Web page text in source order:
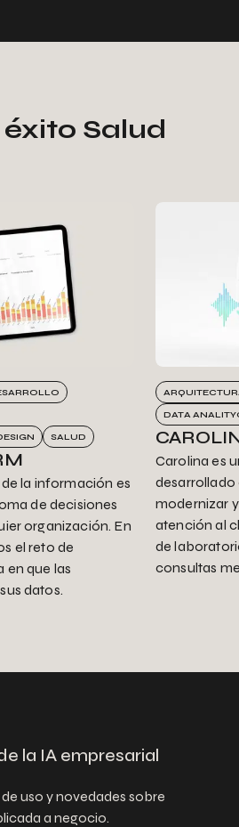
Salud
SALUD
la información es
de decisiones
organización. En
el reto de
en que las
datos.
DATA
Carolina es
desarrollado
modernizar
atención al
de
consultas
la IA empresarial
uso y novedades sobre
a negocio.